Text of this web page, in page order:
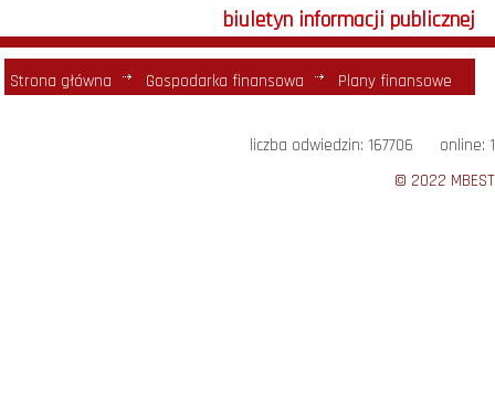
biuletyn informacji publicznej
Strona główna Gospodarka finansowa Plany finansowe
liczba odwiedzin: 167706 online: 1
© 2022 MBEST